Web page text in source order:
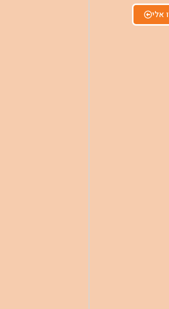
אלי